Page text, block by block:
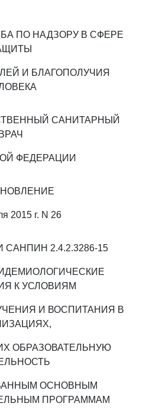
ПО НАДЗОРУ В СФЕРЕ
И БЛАГОПОЛУЧИЯ
САНИТАРНЫЙ
ВРАЧ
ФЕДЕРАЦИИ
2015 г. N 26
2.4.2.3286-15
К УСЛОВИЯМ
И ВОСПИТАНИЯ В
ОБРАЗОВАТЕЛЬНУЮ
ОСНОВНЫМ
ПРОГРАММАМ